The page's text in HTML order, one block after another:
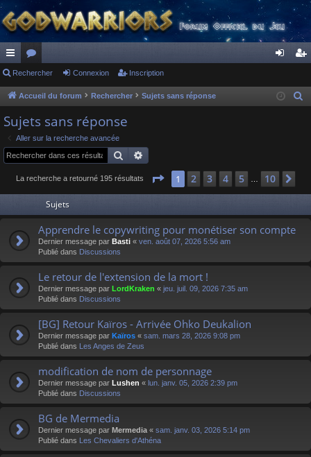
ac
co
ur
ci
s
or
u
s
ne cri
Rechercher Connexion Inscription
Accueil du forum Rechercher Sujets sans réponse
e
Sujets sans réponse
Aller sur la recherche avancée
Rechercher
La recherche a retourné 195 résultats Page 1sur 10
1 2 3 4 5 10
Sujets
Apprendre le copywriting pour monétiser son compte
Dernier message par Basti « ven. août 07, 2026 5:56 am
Publié dans Discussions
Le retour de l'extension de la mort !
Dernier message par LordKraken « jeu. juil. 09, 2026 7:35 am
Publié dans Discussions
[BG] Retour Kaïros - Arrivée Ohko Deukalion
Dernier message par Kaïros « sam. mars 28, 2026 9:08 pm
Publié dans Les Anges de Zeus
modification de nom de personnage
Dernier message par Lushen « lun. janv. 05, 2026 2:39 pm
Publié dans Discussions
BG de Mermedia
Dernier message par Mermedia « sam. janv. 03, 2026 5:14 pm
Publié dans Les Chevaliers d'Athéna